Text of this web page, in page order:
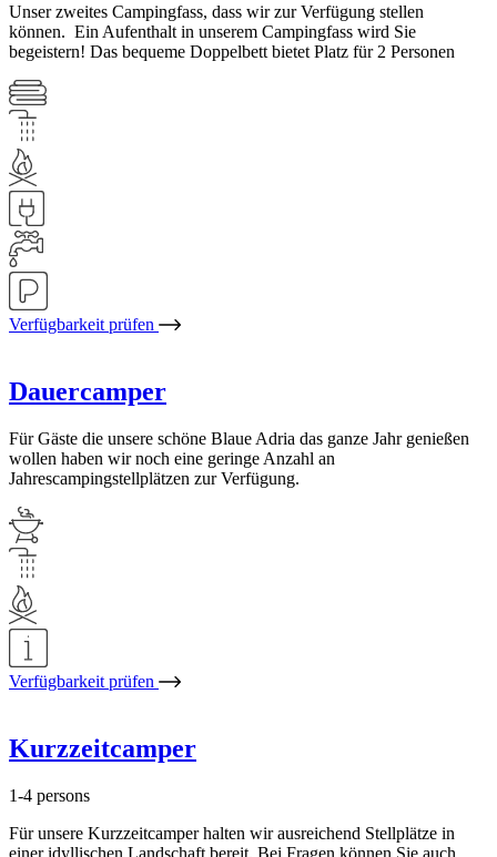
Unser zweites Campingfass, dass wir zur Verfügung stellen
können. Ein Aufenthalt in unserem Campingfass wird Sie
begeistern! Das bequeme Doppelbett bietet Platz für 2 Personen
Verfügbarkeit prüfen
Dauercamper
Für Gäste die unsere schöne Blaue Adria das ganze Jahr genießen
wollen haben wir noch eine geringe Anzahl an
Jahrescampingstellplätzen zur Verfügung.
Verfügbarkeit prüfen
Kurzzeitcamper
1-4 persons
Für unsere Kurzzeitcamper halten wir ausreichend Stellplätze in
einer idyllischen Landschaft bereit. Bei Fragen können Sie auch